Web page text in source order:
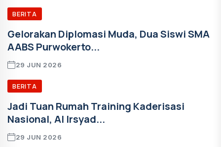
BERITA
Gelorakan Diplomasi Muda, Dua Siswi SMA
AABS Purwokerto...
29 JUN 2026
BERITA
Jadi Tuan Rumah Training Kaderisasi
Nasional, Al Irsyad...
29 JUN 2026